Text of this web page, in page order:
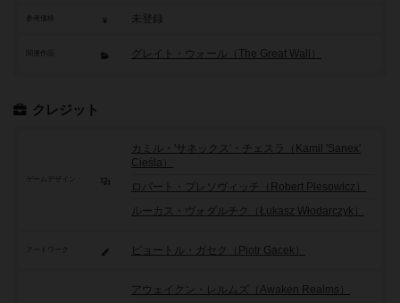
参考価格 未登録
関連作品 グレイト・ウォール（The Great Wall）
クレジット
ゲームデザイン
カミル・'サネックス'・チェスラ（Kamil 'Sanex'
Cieśla）
ロバート・プレソヴィッチ（Robert Plesowicz）
ルーカス・ヴォダルチク（Łukasz Włodarczyk）
アートワーク ピョートル・ガセク（Piotr Gacek）
アウェイクン・レルムズ（Awaken Realms）